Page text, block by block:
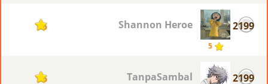
2199
5
Shannon Heroe
5
2199
TanpaSambal
5